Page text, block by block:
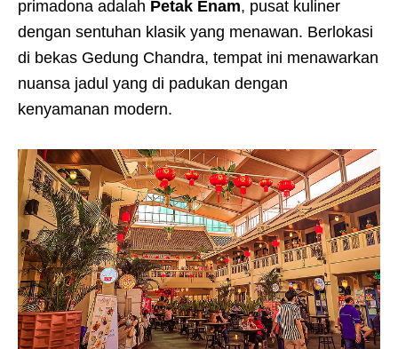
primadona adalah Petak Enam, pusat kuliner
dengan sentuhan klasik yang menawan. Berlokasi
di bekas Gedung Chandra, tempat ini menawarkan
nuansa jadul yang di padukan dengan
kenyamanan modern.